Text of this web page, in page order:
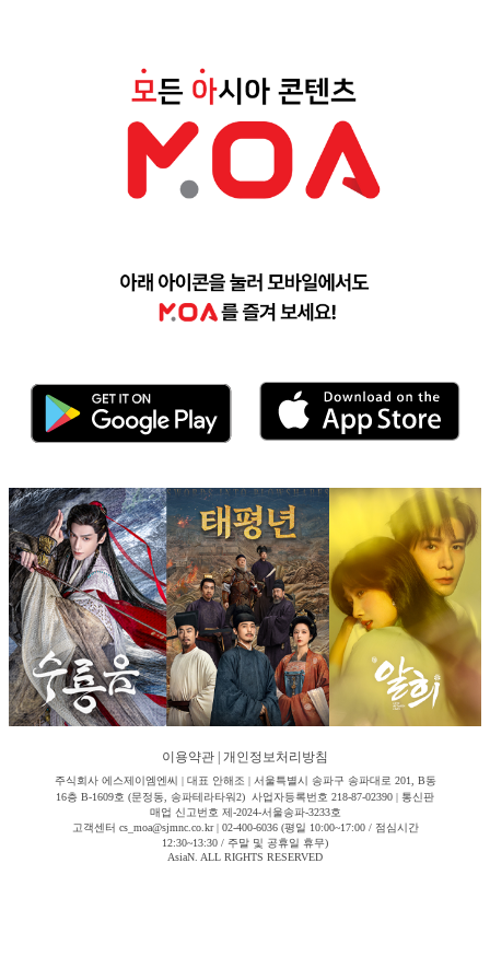
이용약관 개인정보처리방침
주식회사 에스제이엠엔씨 | 대표 안해조 | 서울특별시 송파구 송파대로 201, B동
16층 B-1609호 (문정동, 송파테라타워2) 사업자등록번호 218-87-02390 | 통신판
매업 신고번호 제-2024-서울송파-3233호
고객센터 cs_moa@sjmnc.co.kr | 02-400-6036 (평일 10:00~17:00 / 점심시간
12:30~13:30 / 주말 및 공휴일 휴무)
AsiaN. ALL RIGHTS RESERVED